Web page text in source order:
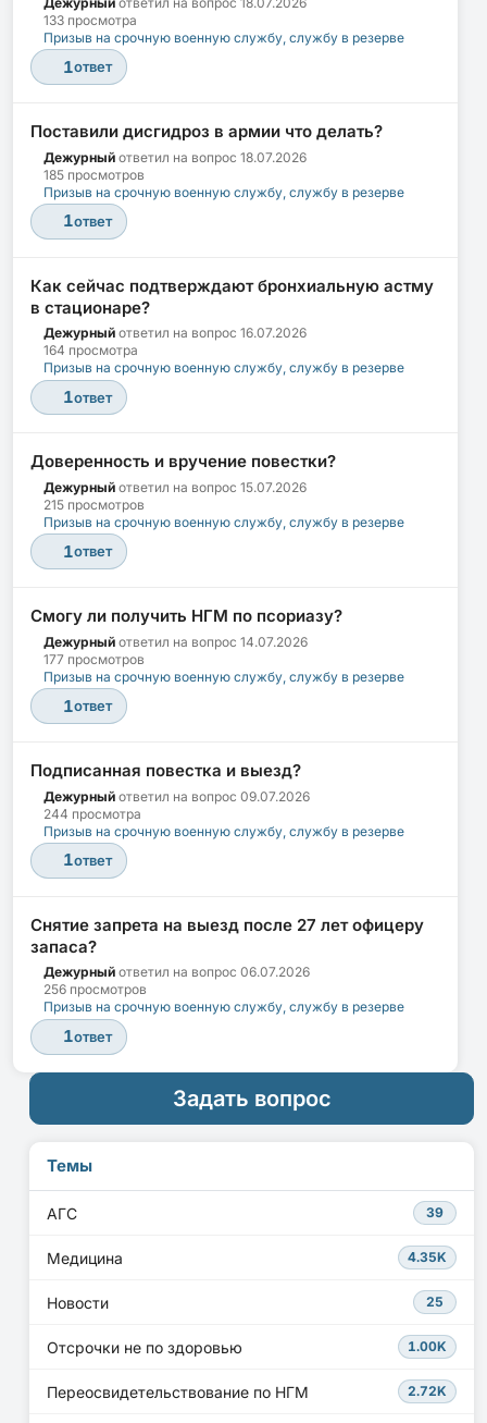
133 просмотра
Призыв на срочную военную службу, службу в резерве
1ответ
Поставили дисгидроз в армии что делать?
Дежурный ответил на вопрос 18.07.2026
185 просмотров
Призыв на срочную военную службу, службу в резерве
1ответ
Как сейчас подтверждают бронхиальную астму
в стационаре?
Дежурный ответил на вопрос 16.07.2026
164 просмотра
Призыв на срочную военную службу, службу в резерве
1ответ
Доверенность и вручение повестки?
Дежурный ответил на вопрос 15.07.2026
215 просмотров
Призыв на срочную военную службу, службу в резерве
1ответ
Смогу ли получить НГМ по псориазу?
Дежурный ответил на вопрос 14.07.2026
177 просмотров
Призыв на срочную военную службу, службу в резерве
1ответ
Подписанная повестка и выезд?
Дежурный ответил на вопрос 09.07.2026
244 просмотра
Призыв на срочную военную службу, службу в резерве
1ответ
Снятие запрета на выезд после 27 лет офицеру
запаса?
Дежурный ответил на вопрос 06.07.2026
256 просмотров
Призыв на срочную военную службу, службу в резерве
1ответ
Задать вопрос
Темы
АГС 39
Медицина 4.35K
Новости 25
Отсрочки не по здоровью 1.00K
Переосвидетельствование по НГМ 2.72K